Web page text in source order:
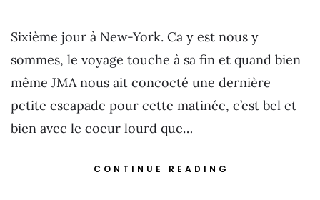
Sixième jour à New-York. Ca y est nous y
sommes, le voyage touche à sa fin et quand bien
même JMA nous ait concocté une dernière
petite escapade pour cette matinée, c’est bel et
bien avec le coeur lourd que…
CONTINUE READING